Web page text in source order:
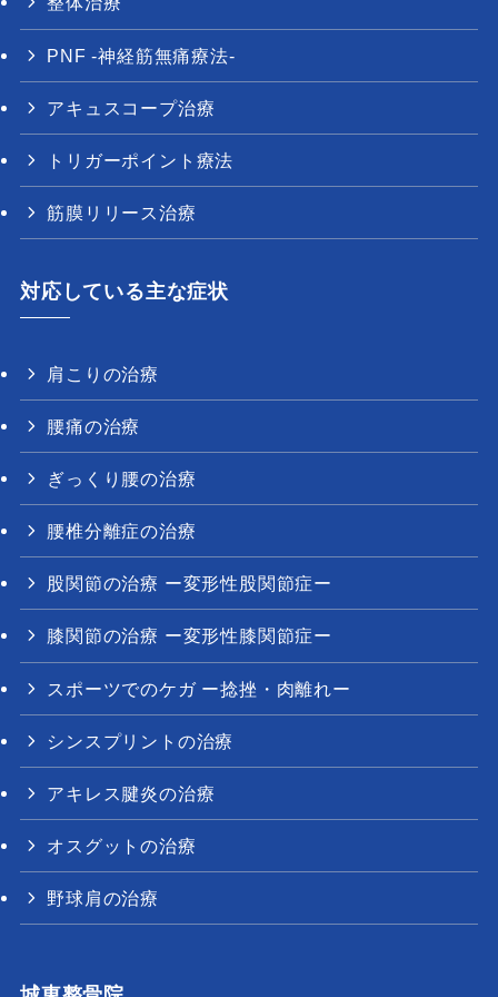
PNF -神経筋無痛療法-
アキュスコープ治療
トリガーポイント療法
筋膜リリース治療
対応している主な症状
肩こりの治療
腰痛の治療
ぎっくり腰の治療
腰椎分離症の治療
股関節の治療 ー変形性股関節症ー
膝関節の治療 ー変形性膝関節症ー
スポーツでのケガ ー捻挫・肉離れー
シンスプリントの治療
アキレス腱炎の治療
オスグットの治療
野球肩の治療